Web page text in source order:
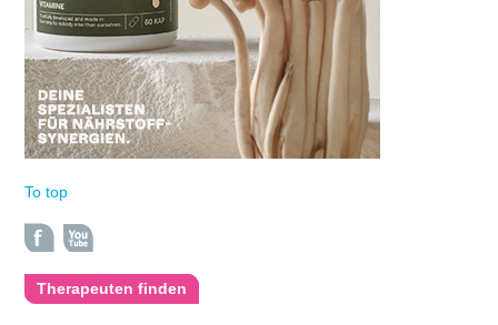
To top
Therapeuten finden